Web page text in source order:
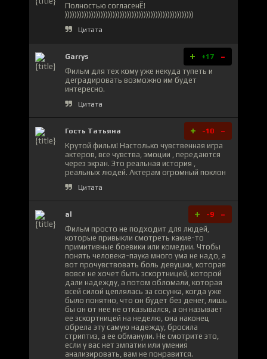
Полностью согласенЁ!
))))))))))))))))))))))))))))))))))))))))))))))))))))))
Цитата
Garrys + +17 -
Фильм для тех кому уже некуда тупеть и
деградировать возможно им будет
интересно.
Цитата
Гость Татьяна + -10 -
Крутой фильм! Настолько чувственная игра
актеров, все чувства, эмоции , передаются
через экран. Это реальная история ,
реальных людей. Актерам огромный поклон
Цитата
al + -9 -
Фильм просто не подходит для людей,
которые привыкли смотреть какие-то
примитивные боевики или комедии. Чтобы
понять человека-паука много ума не надо, а
вот прочувствовать боль девушки, которая
вовсе не хочет быть эскортницей, которой
дали надежду, а потом обломали, которая
всей силой цеплялась за сосунка, когда уже
было понятно, что он будет без денег, лишь
бы он от нее не отказывался, а он называет
ее эскортницей на неделю, она наконец
обрела эту самую надежду, бросила
стриптиз, а ее обманули. Не смотрите это,
если у вас нет эмпатии или умения
анализировать, вам не понравится.